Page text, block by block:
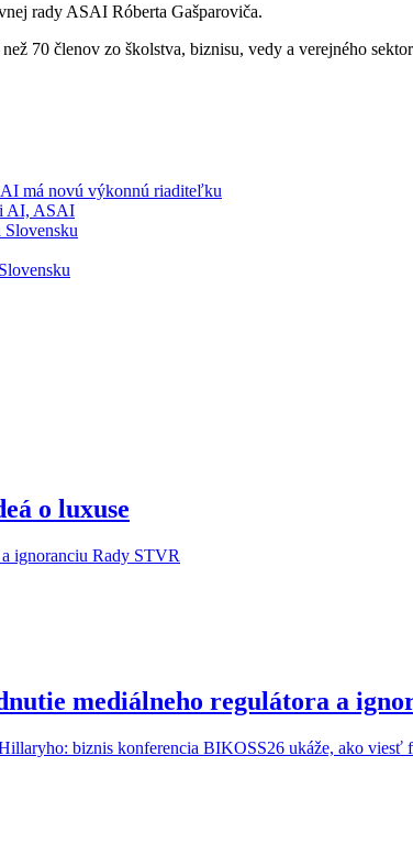
rady ASAI Róberta Gašparoviča.
70 členov zo školstva, biznisu, vedy a verejného
má novú výkonnú riaditeľku
AI, ASAI
o luxuse
mediálneho regulátora a